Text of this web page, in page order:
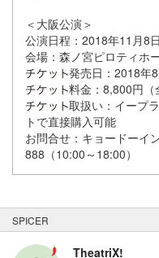
＜大阪公演＞
公演日程：2018年11月8
会場：森ノ宮ピロティホ
発売日：2018年
料金：8,800円（
取扱い：イープ
トで直接購入可能
お問合せ：キョードー
888（10:00～18:00）
SPICER
TheatriX!